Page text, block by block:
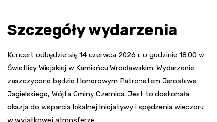
Szczegóły wydarzenia
Koncert odbędzie się 14 czerwca 2026 r. o godzinie 18:00 w
Świetlicy Wiejskiej w Kamieńcu Wrocławskim. Wydarzenie
zaszczycone będzie Honorowym Patronatem Jarosława
Jagielskiego, Wójta Gminy Czernica. Jest to doskonała
okazja do wsparcia lokalnej inicjatywy i spędzenia wieczoru
w wyjątkowej atmosferze.